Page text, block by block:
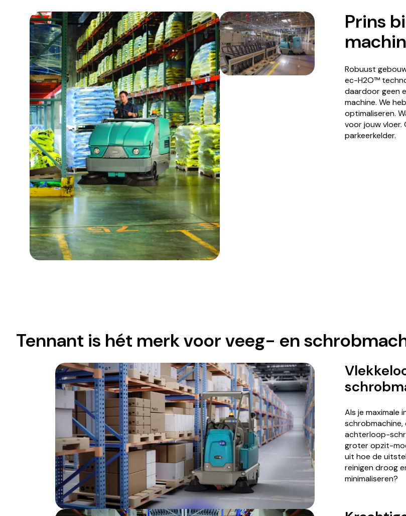
Prins
Robuust
ec-H2O™
daardoor geen
machine. We
optimaliseren.
voor jouw
parkeerkelder.
Tennant is hét merk voor veeg- en
Als je maximale
achterloop-
groter opzit-
uit hoe de
reinigen droog
minimaliseren?